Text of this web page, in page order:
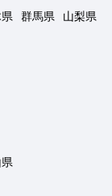
群馬県
山梨県